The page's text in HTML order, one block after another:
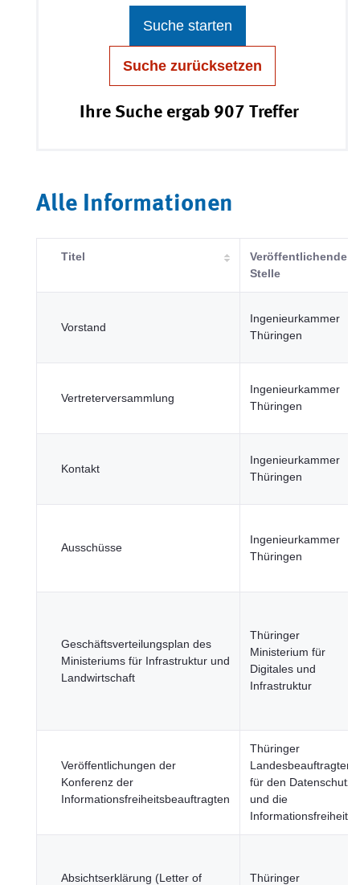
Suche starten
Suche zurücksetzen
Ihre Suche ergab 907 Treffer
Alle Informationen
Titel
Veröffentlichende
Stelle
Vorstand
Ingenieurkammer
Thüringen
Vertreterversammlung
Ingenieurkammer
Thüringen
Kontakt
Ingenieurkammer
Thüringen
Ausschüsse
Ingenieurkammer
Thüringen
Geschäftsverteilungsplan des
Ministeriums für Infrastruktur und
Landwirtschaft
Thüringer
Ministerium für
Digitales und
Infrastruktur
Veröffentlichungen der
Konferenz der
Informationsfreiheitsbeauftragten
Thüringer
Landesbeauftragter
für den Datenschutz
und die
Informationsfreiheit
Absichtserklärung (Letter of
Thüringer